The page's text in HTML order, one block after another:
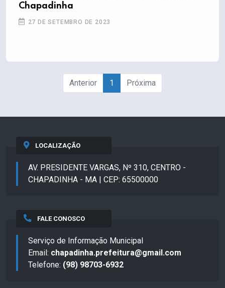
Chapadinha
27 DE SETEMBRO DE 2023
Anterior 1 Próxima
LOCALIZAÇÃO
AV. PRESIDENTE VARGAS, Nº 310, CENTRO -
CHAPADINHA - MA | CEP: 65500000
FALE CONOSCO
Serviço de Informação Municipal
Email: chapadinha.prefeitura@gmail.com
Telefone: (98) 98703-6932